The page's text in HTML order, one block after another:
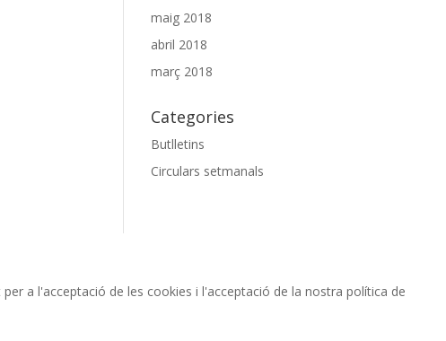
maig 2018
abril 2018
març 2018
Categories
Butlletins
Circulars setmanals
a l'acceptació de les cookies i l'acceptació de la nostra política de